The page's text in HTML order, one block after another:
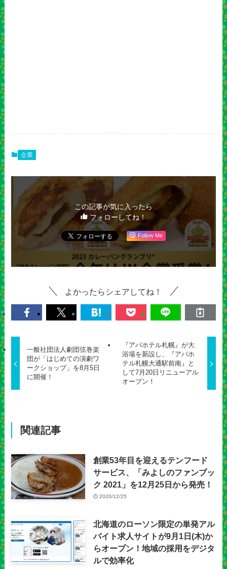
企業
この記事が気に入ったら
フォローしてね！
Follow Me
よかったらシェアしてね！
一般社団法人劇団弦巻楽
団が「はじめての演劇ワ
ークショップ」を8月5日
に開催！
『アパホテル札幌』が大
浴場を新設し、『アパホ
テル札幌大通駅前南』と
して7月20日リニューアル
オープン！
関連記事
創業53年目を迎えるテンフード
サービス、「みよしのファンブッ
ク 2021」を12月25日から発売！
2020/12/25
北海道のローソン限定の単発アル
バイト求人サイトが9月1日(木)か
らオープン！地域の採用をデジタ
ルで効率化